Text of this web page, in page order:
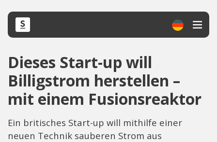
Dieses Start-up will
Billigstrom herstellen –
mit einem Fusionsreaktor
Ein britisches Start-up will mithilfe einer
neuen Technik sauberen Strom aus